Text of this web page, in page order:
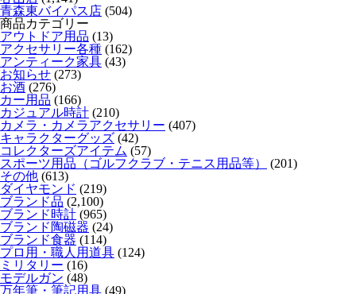
青森東バイパス店 (504)
商品カテゴリー
アウトドア用品 (13)
アクセサリー各種 (162)
アンティーク家具 (43)
お知らせ (273)
お酒 (276)
カー用品 (166)
カジュアル時計 (210)
カメラ・カメラアクセサリー (407)
キャラクターグッズ (42)
コレクターズアイテム (57)
スポーツ用品（ゴルフクラブ・テニス用品等）
(201)
その他 (613)
ダイヤモンド (219)
ブランド品 (2,100)
ブランド時計 (965)
ブランド陶磁器 (24)
ブランド食器 (114)
プロ用・職人用道具 (124)
ミリタリー (16)
モデルガン (48)
万年筆・筆記用具 (49)